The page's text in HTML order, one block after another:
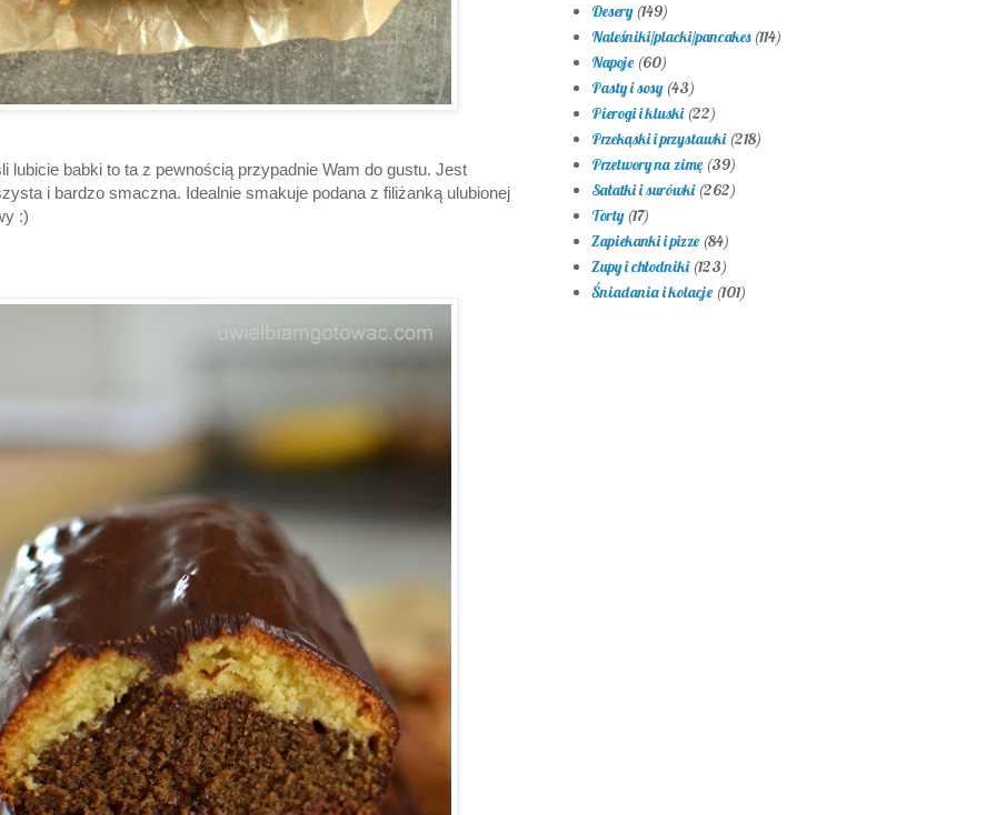
lubicie babki to ta z pewnością przypadnie Wam do gustu. Jest
i bardzo smaczna. Idealnie smakuje podana z filiżanką ulubionej
:)
Desery (149)
Naleśniki/placki/pancakes (114)
Napoje (60)
Pasty i sosy (43)
Pierogi i kluski (22)
Przekąski i przystawki (218)
Przetwory na zimę (39)
Sałatki i surówki (262)
Torty (17)
Zapiekanki i pizze (84)
Zupy i chłodniki (123)
Śniadania i kolacje (101)